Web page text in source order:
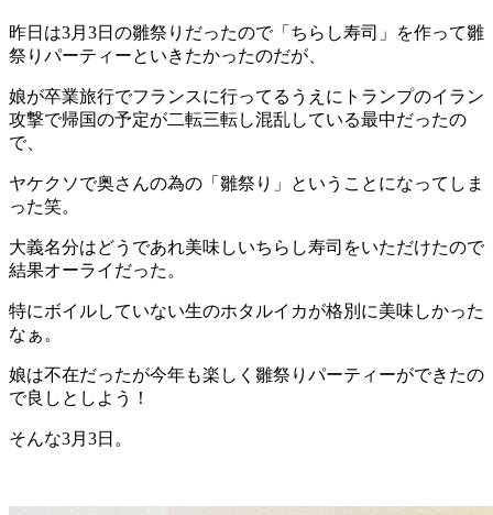
昨日は3月3日の雛祭りだったので「ちらし寿司」を作って雛
祭りパーティーといきたかったのだが、
娘が卒業旅行でフランスに行ってるうえにトランプのイラン
攻撃で帰国の予定が二転三転し混乱している最中だったの
で、
ヤケクソで奥さんの為の「雛祭り」ということになってしま
った笑。
大義名分はどうであれ美味しいちらし寿司をいただけたので
結果オーライだった。
特にボイルしていない生のホタルイカが格別に美味しかった
なぁ。
娘は不在だったが今年も楽しく雛祭りパーティーができたの
で良しとしよう！
そんな3月3日。